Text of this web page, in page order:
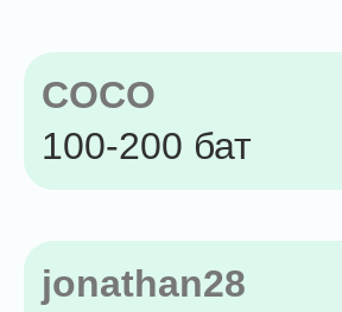
COCO
100-200 бат
jonathan28